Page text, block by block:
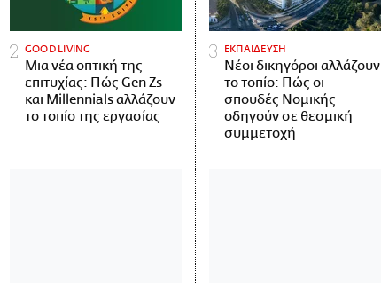
GOOD LIVING
Μια νέα οπτική της
επιτυχίας: Πώς Gen Zs
και Millennials αλλάζουν
το τοπίο της εργασίας
ΕΚΠΑΙΔΕΥΣΗ
Νέοι δικηγόροι αλλάζουν
το τοπίο: Πώς οι
σπουδές Νομικής
οδηγούν σε θεσμική
συμμετοχή